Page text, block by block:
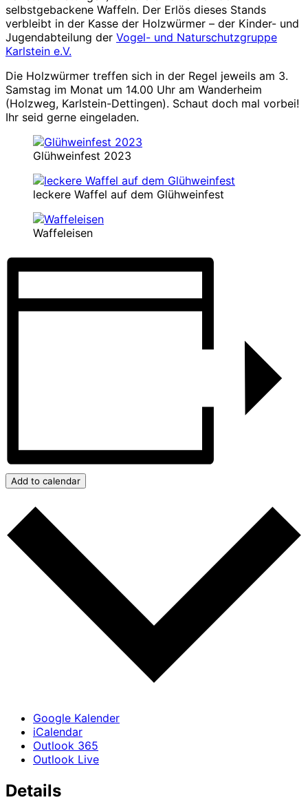
selbstgebackene Waffeln. Der Erlös dieses Stands
verbleibt in der Kasse der Holzwürmer – der Kinder- und
Jugendabteilung der Vogel- und Naturschutzgruppe
Karlstein e.V.
Die Holzwürmer treffen sich in der Regel jeweils am 3.
Samstag im Monat um 14.00 Uhr am Wanderheim
(Holzweg, Karlstein-Dettingen). Schaut doch mal vorbei!
Ihr seid gerne eingeladen.
Glühweinfest 2023
leckere Waffel auf dem Glühweinfest
Waffeleisen
Add to calendar
Google Kalender
iCalendar
Outlook 365
Outlook Live
Details